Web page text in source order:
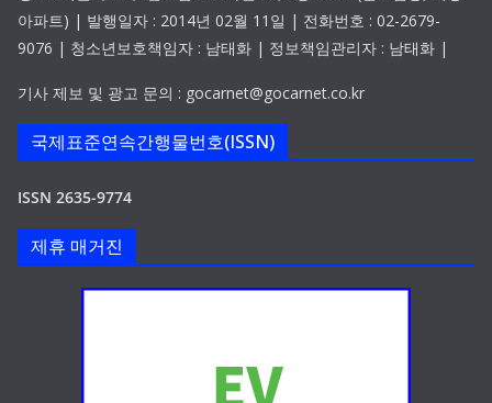
아파트) | 발행일자 : 2014년 02월 11일 | 전화번호 : 02-2679-
9076 | 청소년보호책임자 : 남태화 | 정보책임관리자 : 남태화 |
기사 제보 및 광고 문의 : gocarnet@gocarnet.co.kr
국제표준연속간행물번호(ISSN)
ISSN 2635-9774
제휴 매거진